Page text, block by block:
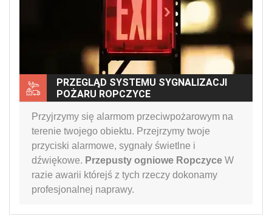
PRZEGLĄD SYSTEMU SYGNALIZACJI
POŻARU ROPCZYCE
Przyjrzymy się alarmom przeciwpożarowym na
terenie twojego obiektu. Przejrzymy twoje
przyciski alarmowe, sygnały świetlne i
dźwiękowe. Przepusty ogniowe Ropczyce W
razie awarii którejś z tych rzeczy dokonamy
profesjonalnej naprawy.